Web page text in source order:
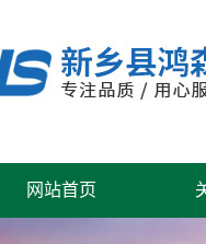
网站首页